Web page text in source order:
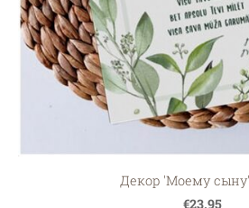
Декор 'Моему сыну'
€23.95